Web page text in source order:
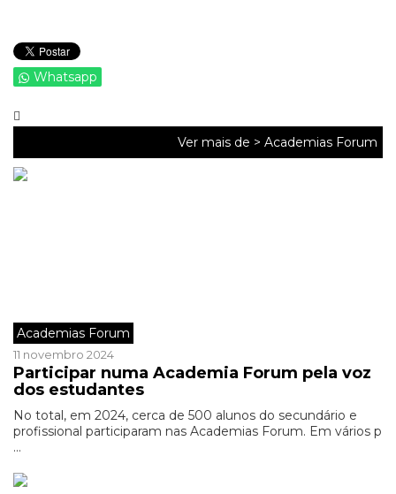
Whatsapp
Ver mais de > Academias Forum
Academias Forum
11 novembro 2024
Participar numa Academia Forum pela voz
dos estudantes
No total, em 2024, cerca de 500 alunos do secundário e
profissional participaram nas Academias Forum. Em vários p
...